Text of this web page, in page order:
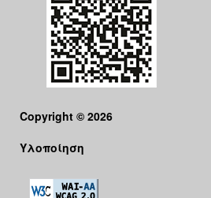
Copyright © 2026
Υλοποίηση